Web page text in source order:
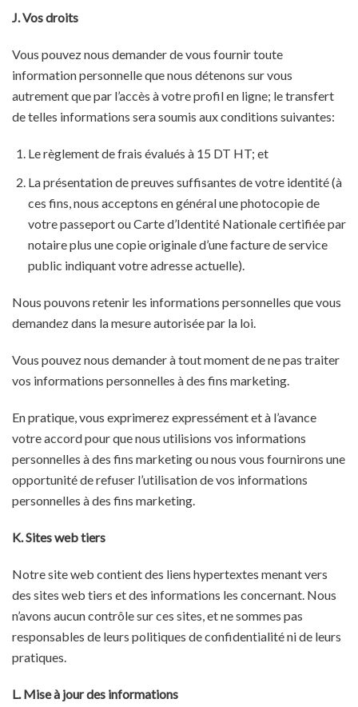
J. Vos droits
Vous pouvez nous demander de vous fournir toute
information personnelle que nous détenons sur vous
autrement que par l’accès à votre profil en ligne; le transfert
de telles informations sera soumis aux conditions suivantes:
Le règlement de frais évalués à 15 DT HT; et
La présentation de preuves suffisantes de votre identité (à
ces fins, nous acceptons en général une photocopie de
votre passeport ou Carte d’Identité Nationale certifiée par
notaire plus une copie originale d’une facture de service
public indiquant votre adresse actuelle).
Nous pouvons retenir les informations personnelles que vous
demandez dans la mesure autorisée par la loi.
Vous pouvez nous demander à tout moment de ne pas traiter
vos informations personnelles à des fins marketing.
En pratique, vous exprimerez expressément et à l’avance
votre accord pour que nous utilisions vos informations
personnelles à des fins marketing ou nous vous fournirons une
opportunité de refuser l’utilisation de vos informations
personnelles à des fins marketing.
K. Sites web tiers
Notre site web contient des liens hypertextes menant vers
des sites web tiers et des informations les concernant. Nous
n’avons aucun contrôle sur ces sites, et ne sommes pas
responsables de leurs politiques de confidentialité ni de leurs
pratiques.
L. Mise à jour des informations